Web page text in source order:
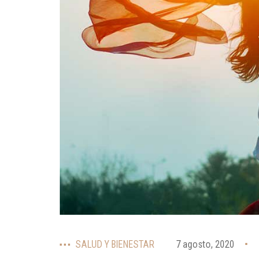
SALUD Y BIENESTAR 7 agosto, 2020